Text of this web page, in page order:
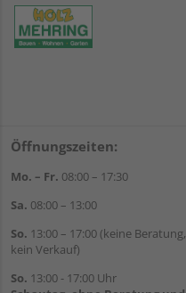
Öffnungszeiten:
Mo. – Fr. 08:00 – 17:30
Sa. 08:00 – 13:00
So. 13:00 – 17:00 (keine Beratung,
kein Verkauf)
So. 13:00 - 17:00 Uhr